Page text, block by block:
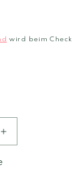
wird beim
Erhöhe
die